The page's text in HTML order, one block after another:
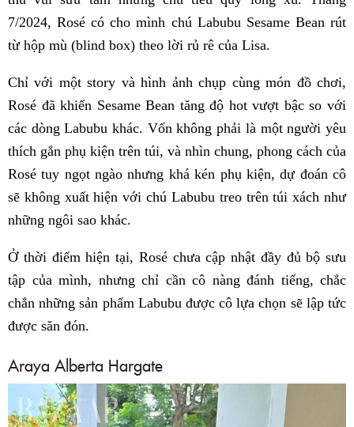
7/2024, Rosé có cho mình chú Labubu Sesame Bean rút
từ hộp mù (blind box) theo lời rủ rê của Lisa.
Chỉ với một story và hình ảnh chụp cùng món đồ chơi,
Rosé đã khiến Sesame Bean tăng độ hot vượt bậc so với
các dòng Labubu khác. Vốn không phải là một người yêu
thích gắn phụ kiện trên túi, và nhìn chung, phong cách của
Rosé tuy ngọt ngào nhưng khá kén phụ kiện, dự đoán cô
sẽ không xuất hiện với chú Labubu treo trên túi xách như
những ngôi sao khác.
Ở thời điểm hiện tại, Rosé chưa cập nhật đầy đủ bộ sưu
tập của mình, nhưng chỉ cần cô nàng đánh tiếng, chắc
chắn những sản phẩm Labubu được cô lựa chọn sẽ lập tức
được săn đón.
Araya Alberta Hargate